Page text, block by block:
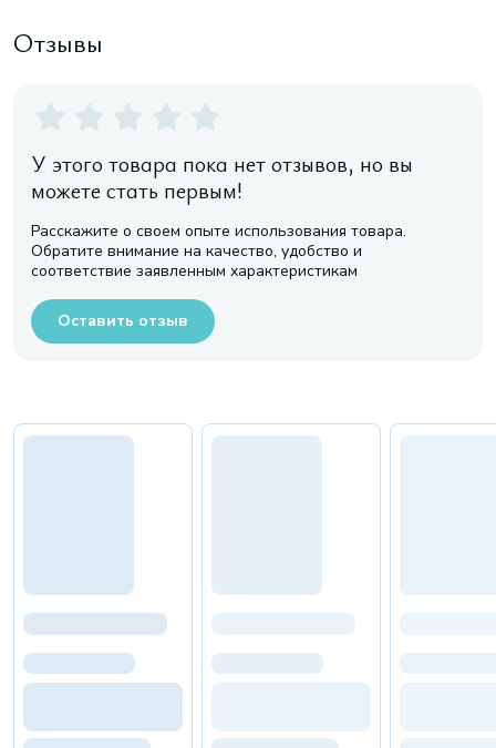
Отзывы
У этого товара пока нет отзывов, но вы
можете стать первым!
Расскажите о своем опыте использования товара.
Обратите внимание на качество, удобство и
соответствие заявленным характеристикам
Оставить отзыв